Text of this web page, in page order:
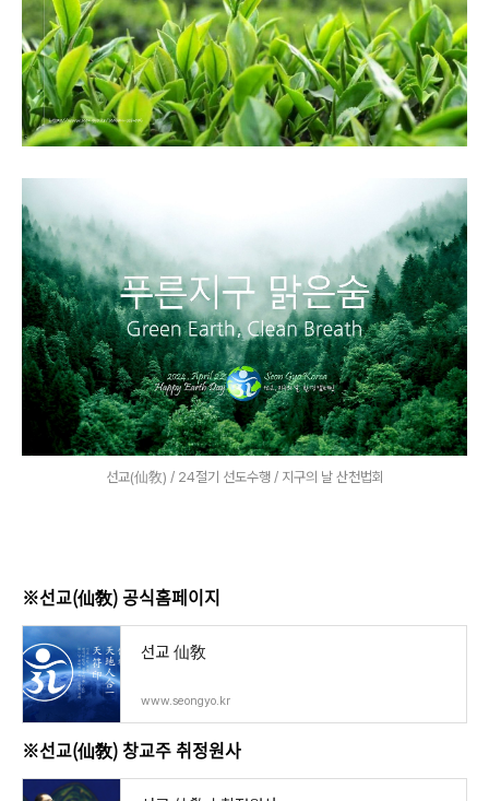
선교(仙敎) / 24절기 선도수행 / 지구의 날 산천법회
※선교(仙敎) 공식홈페이지
선교 仙敎
www.seongyo.kr
※선교(仙敎) 창교주 취정원사